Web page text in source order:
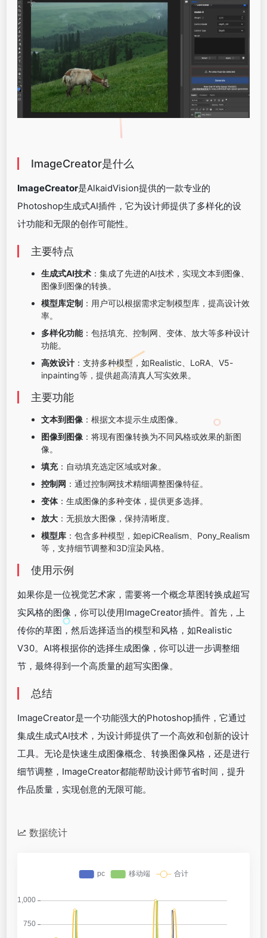
ImageCreator是什么
ImageCreator是AlkaidVision提供的一款专业的
Photoshop生成式AI插件，它为设计师提供了多样化的设
计功能和无限的创作可能性。
主要特点
生成式AI技术：集成了先进的AI技术，实现文本到图像、
图像到图像的转换。
模型库定制：用户可以根据需求定制模型库，提高设计效
率。
多样化功能：包括填充、控制网、变体、放大等多种设计
功能。
高效设计：支持多种模型，如Realistic、LoRA、V5-
inpainting等，提供超高清真人写实效果。
主要功能
文本到图像 ：根据文本提示生成图像。
图像到图像 ：将现有图像转换为不同风格或效果的新图
像。
填充：自动填充选定区域或对象。
控制网 ：通过控制网技术精细调整图像特征。
变体：生成图像的多种变体，提供更多选择。
放大：无损放大图像，保持清晰度。
模型库：包含多种模型，如epiCRealism、Pony_Realism
等，支持细节调整和3D渲染风格。
使用示例
如果你是一位视觉艺术家，需要将一个概念草图转换成超写
实风格的图像，你可以使用ImageCreator插件。首先，上
传你的草图，然后选择适当的模型和风格，如Realistic
V30。AI将根据你的选择生成图像，你可以进一步调整细
节，最终得到一个高质量的超写实图像。
总结
ImageCreator是一个功能强大的Photoshop插件，它通过
集成生成式AI技术，为设计师提供了一个高效和创新的设计
工具。无论是快速生成图像概念、转换图像风格，还是进行
细节调整，ImageCreator都能帮助设计师节省时间，提升
作品质量，实现创意的无限可能。
数据统计